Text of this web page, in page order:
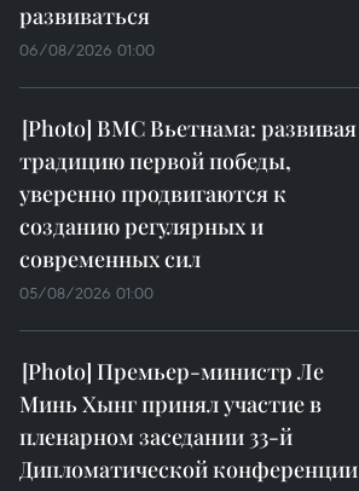
развиваться
06/08/2026 01:00
ВМС Вьетнама: развивая
традицию первой победы,
уверенно продвигаются к
созданию регулярных и
современных сил
05/08/2026 01:00
Премьер-министр Ле
Минь Хынг принял участие в
пленарном заседании 33-й
Дипломатической конференции